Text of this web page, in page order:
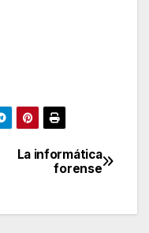
La informática
forense